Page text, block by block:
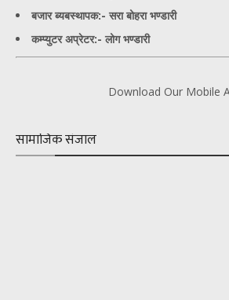
बजार ब्यबस्थापक:- सरा बोहरा भण्डारी
कम्प्युटर अप्रेटर:- लोग भण्डारी
Download Our Mobile
सामाजिक संजाल